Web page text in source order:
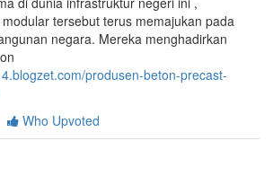
tersebut terus memajukan pada
negara. Mereka menghadirkan
produsen-beton-precast-
Who Upvoted